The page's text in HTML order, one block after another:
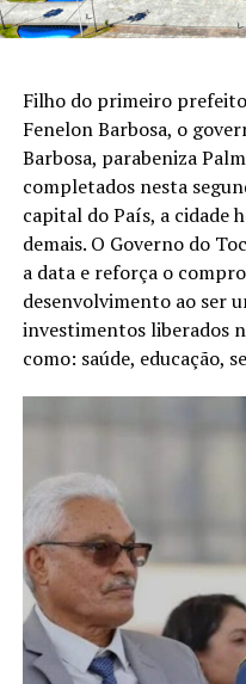
Filho do primeiro
Fenelon Barbosa, o
Barbosa, parabeniza
completados nesta
capital do País, a cidade
demais. O Governo do
a data e reforça o
desenvolvimento ao ser
investimentos liberados
como: saúde, educação,